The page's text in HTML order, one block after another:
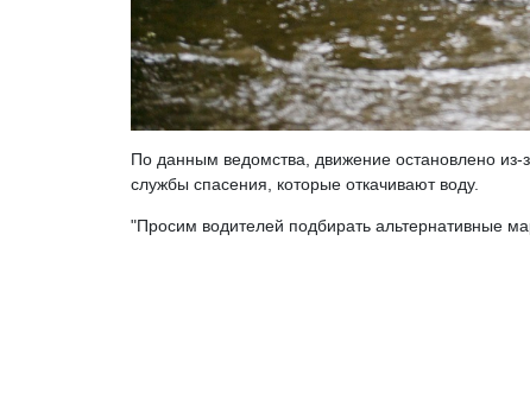
По данным ведомства, движение остановлено
службы спасения, которые откачивают воду.
"Просим водителей подбирать альтернативные